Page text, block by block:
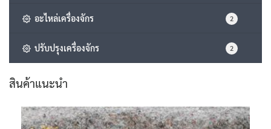
อะไหล่เครื่องจักร 2
ปรับปรุงเครื่องจักร 2
สินค้าแนะนำ